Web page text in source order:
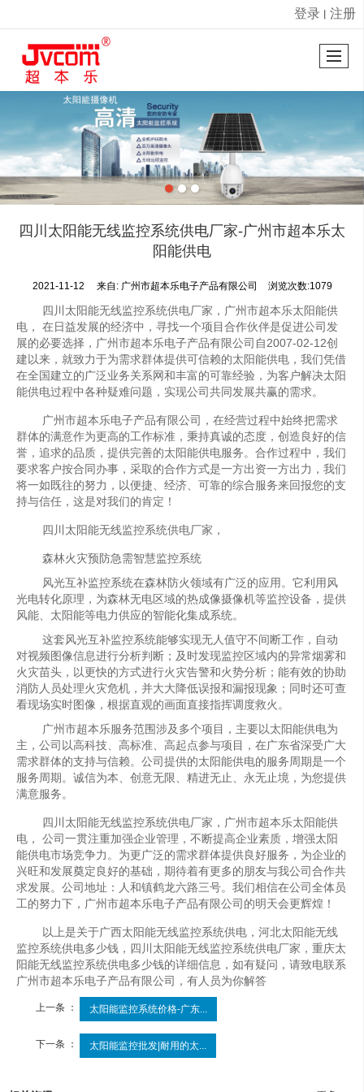
很遗憾，因您的浏览器版本过低导致无法获得最佳浏览体验，推荐下载安装谷歌浏览器！
登录 注册
四川太阳能无线监控系统供电厂家-广州市超本乐太
阳能供电
2021-11-12 来自: 广州市超本乐电子产品有限公司 浏览次数:1079
四川太阳能无线监控系统供电厂家，广州市超本乐太阳能供
电， 在日益发展的经济中，寻找一个项目合作伙伴是促进公司发
展的必要选择，广州市超本乐电子产品有限公司自2007-02-12创
建以来，就致力于为需求群体提供可信赖的太阳能供电，我们凭借
在全国建立的广泛业务关系网和丰富的可靠经验，为客户解决太阳
能供电过程中各种疑难问题，实现公司共同发展共赢的需求。
广州市超本乐电子产品有限公司，在经营过程中始终把需求
群体的满意作为更高的工作标准，秉持真诚的态度，创造良好的信
誉，追求的品质，提供完善的太阳能供电服务。合作过程中，我们
要求客户按合同办事，采取的合作方式是一方出资一方出力，我们
将一如既往的努力，以便捷、经济、可靠的综合服务来回报您的支
持与信任，这是对我们的肯定！
四川太阳能无线监控系统供电厂家，
森林火灾预防急需智慧监控系统
风光互补监控系统在森林防火领域有广泛的应用。它利用风
光电转化原理，为森林无电区域的热成像摄像机等监控设备，提供
风能、太阳能等电力供应的智能化集成系统。
这套风光互补监控系统能够实现无人值守不间断工作，自动
对视频图像信息进行分析判断；及时发现监控区域内的异常烟雾和
火灾苗头，以更快的方式进行火灾告警和火势分析；能有效的协助
消防人员处理火灾危机，并大大降低误报和漏报现象；同时还可查
看现场实时图像，根据直观的画面直接指挥调度救火。
广州市超本乐服务范围涉及多个项目，主要以太阳能供电为
主，公司以高科技、高标准、高起点参与项目，在广东省深受广大
需求群体的支持与信赖。公司提供的太阳能供电的服务周期是一个
服务周期。诚信为本、创意无限、精进无止、永无止境，为您提供
满意服务。
四川太阳能无线监控系统供电厂家，广州市超本乐太阳能供
电， 公司一贯注重加强企业管理，不断提高企业素质，增强太阳
能供电市场竞争力。为更广泛的需求群体提供良好服务，为企业的
兴旺和发展奠定良好的基础，期待着有更多的朋友与我公司合作共
求发展。公司地址：人和镇鹤龙六路三号。我们相信在公司全体员
工的努力下，广州市超本乐电子产品有限公司的明天会更辉煌！
以上是关于广西太阳能无线监控系统供电，河北太阳能无线
监控系统供电多少钱，四川太阳能无线监控系统供电厂家，重庆太
阳能无线监控系统供电多少钱的详细信息，如有疑问，请致电联系
广州市超本乐电子产品有限公司，有人员为你解答
上一条 ： 太阳能监控系统价格-广东...
下一条 ： 太阳能监控批发|耐用的太...